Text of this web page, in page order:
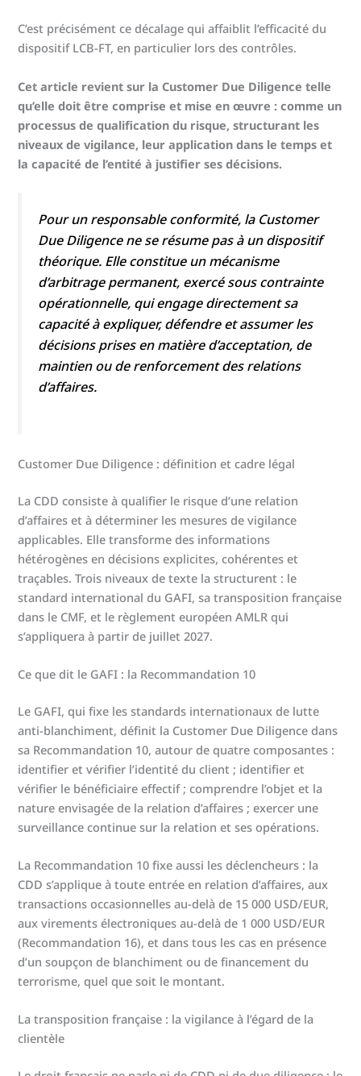
C’est précisément ce décalage qui affaiblit l’efficacité du
dispositif LCB-FT, en particulier lors des contrôles.
Cet article revient sur la Customer Due Diligence telle
qu’elle doit être comprise et mise en œuvre : comme un
processus de qualification du risque, structurant les
niveaux de vigilance, leur application dans le temps et
la capacité de l’entité à justifier ses décisions.
Pour un responsable conformité, la Customer
Due Diligence ne se résume pas à un dispositif
théorique. Elle constitue un mécanisme
d’arbitrage permanent, exercé sous contrainte
opérationnelle, qui engage directement sa
capacité à expliquer, défendre et assumer les
décisions prises en matière d’acceptation, de
maintien ou de renforcement des relations
d’affaires.
Customer Due Diligence : définition et cadre légal
La CDD consiste à qualifier le risque d’une relation
d’affaires et à déterminer les mesures de vigilance
applicables. Elle transforme des informations
hétérogènes en décisions explicites, cohérentes et
traçables. Trois niveaux de texte la structurent : le
standard international du GAFI, sa transposition française
dans le CMF, et le règlement européen AMLR qui
s’appliquera à partir de juillet 2027.
Ce que dit le GAFI : la Recommandation 10
Le GAFI, qui fixe les standards internationaux de lutte
anti-blanchiment, définit la Customer Due Diligence dans
sa Recommandation 10, autour de quatre composantes :
identifier et vérifier l’identité du client ; identifier et
vérifier le bénéficiaire effectif ; comprendre l’objet et la
nature envisagée de la relation d’affaires ; exercer une
surveillance continue sur la relation et ses opérations.
La Recommandation 10 fixe aussi les déclencheurs : la
CDD s’applique à toute entrée en relation d’affaires, aux
transactions occasionnelles au-delà de 15 000 USD/EUR,
aux virements électroniques au-delà de 1 000 USD/EUR
(Recommandation 16), et dans tous les cas en présence
d’un soupçon de blanchiment ou de financement du
terrorisme, quel que soit le montant.
La transposition française : la vigilance à l’égard de la
clientèle